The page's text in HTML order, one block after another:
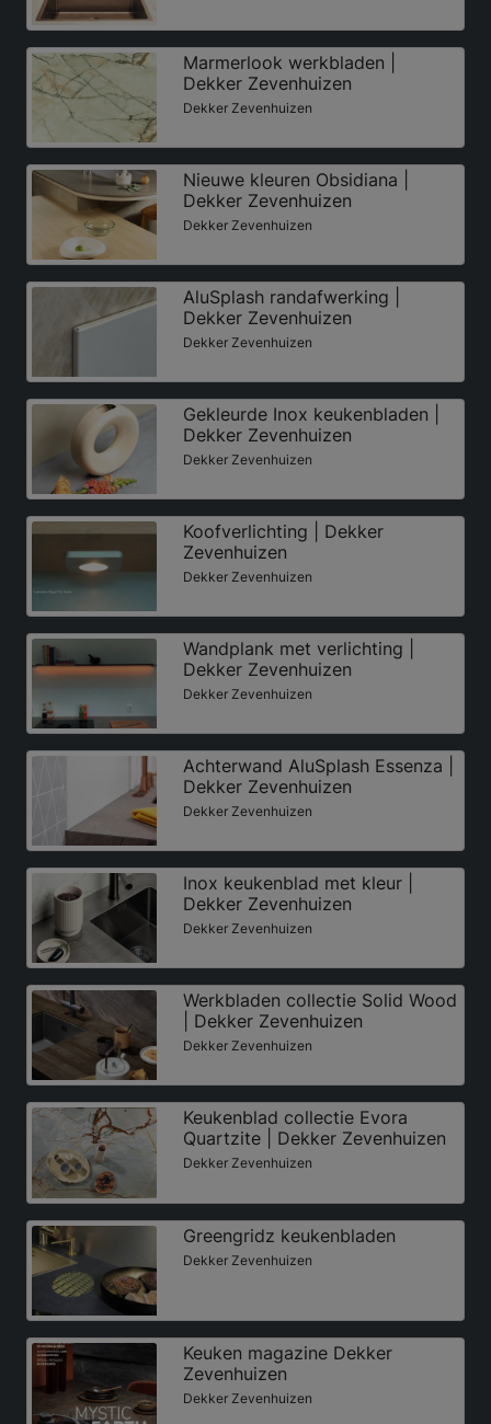
Marmerlook werkbladen |
Dekker Zevenhuizen
Dekker Zevenhuizen
Nieuwe kleuren Obsidiana |
Dekker Zevenhuizen
Dekker Zevenhuizen
AluSplash randafwerking |
Dekker Zevenhuizen
Dekker Zevenhuizen
Gekleurde Inox keukenbladen |
Dekker Zevenhuizen
Dekker Zevenhuizen
Koofverlichting | Dekker
Zevenhuizen
Dekker Zevenhuizen
Wandplank met verlichting |
Dekker Zevenhuizen
Dekker Zevenhuizen
Achterwand AluSplash Essenza |
Dekker Zevenhuizen
Dekker Zevenhuizen
Inox keukenblad met kleur |
Dekker Zevenhuizen
Dekker Zevenhuizen
Werkbladen collectie Solid Wood
| Dekker Zevenhuizen
Dekker Zevenhuizen
Keukenblad collectie Evora
Quartzite | Dekker Zevenhuizen
Dekker Zevenhuizen
Greengridz keukenbladen
Dekker Zevenhuizen
Keuken magazine Dekker
Zevenhuizen
Dekker Zevenhuizen